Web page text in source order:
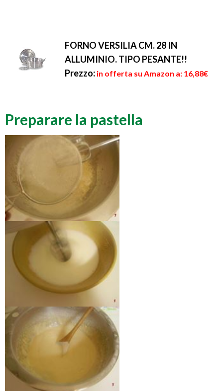
FORNO VERSILIA CM. 28 IN
ALLUMINIO. TIPO PESANTE!!
Prezzo: in offerta su Amazon a: 16,88€
Preparare la pastella